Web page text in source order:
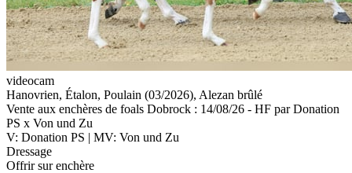
videocam
Hanovrien, Étalon, Poulain (03/2026), Alezan brûlé
Vente aux enchères de foals Dobrock : 14/08/26 - HF par Donation
PS x Von und Zu
V: Donation PS | MV: Von und Zu
Dressage
Offrir sur enchère